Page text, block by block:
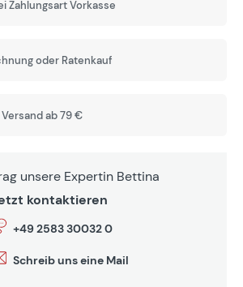
Zahlungsart Vorkasse
oder Ratenkauf
ab 79 €
unsere Expertin Bettina
kontaktieren
+49 2583 30032 0
Schreib uns eine Mail